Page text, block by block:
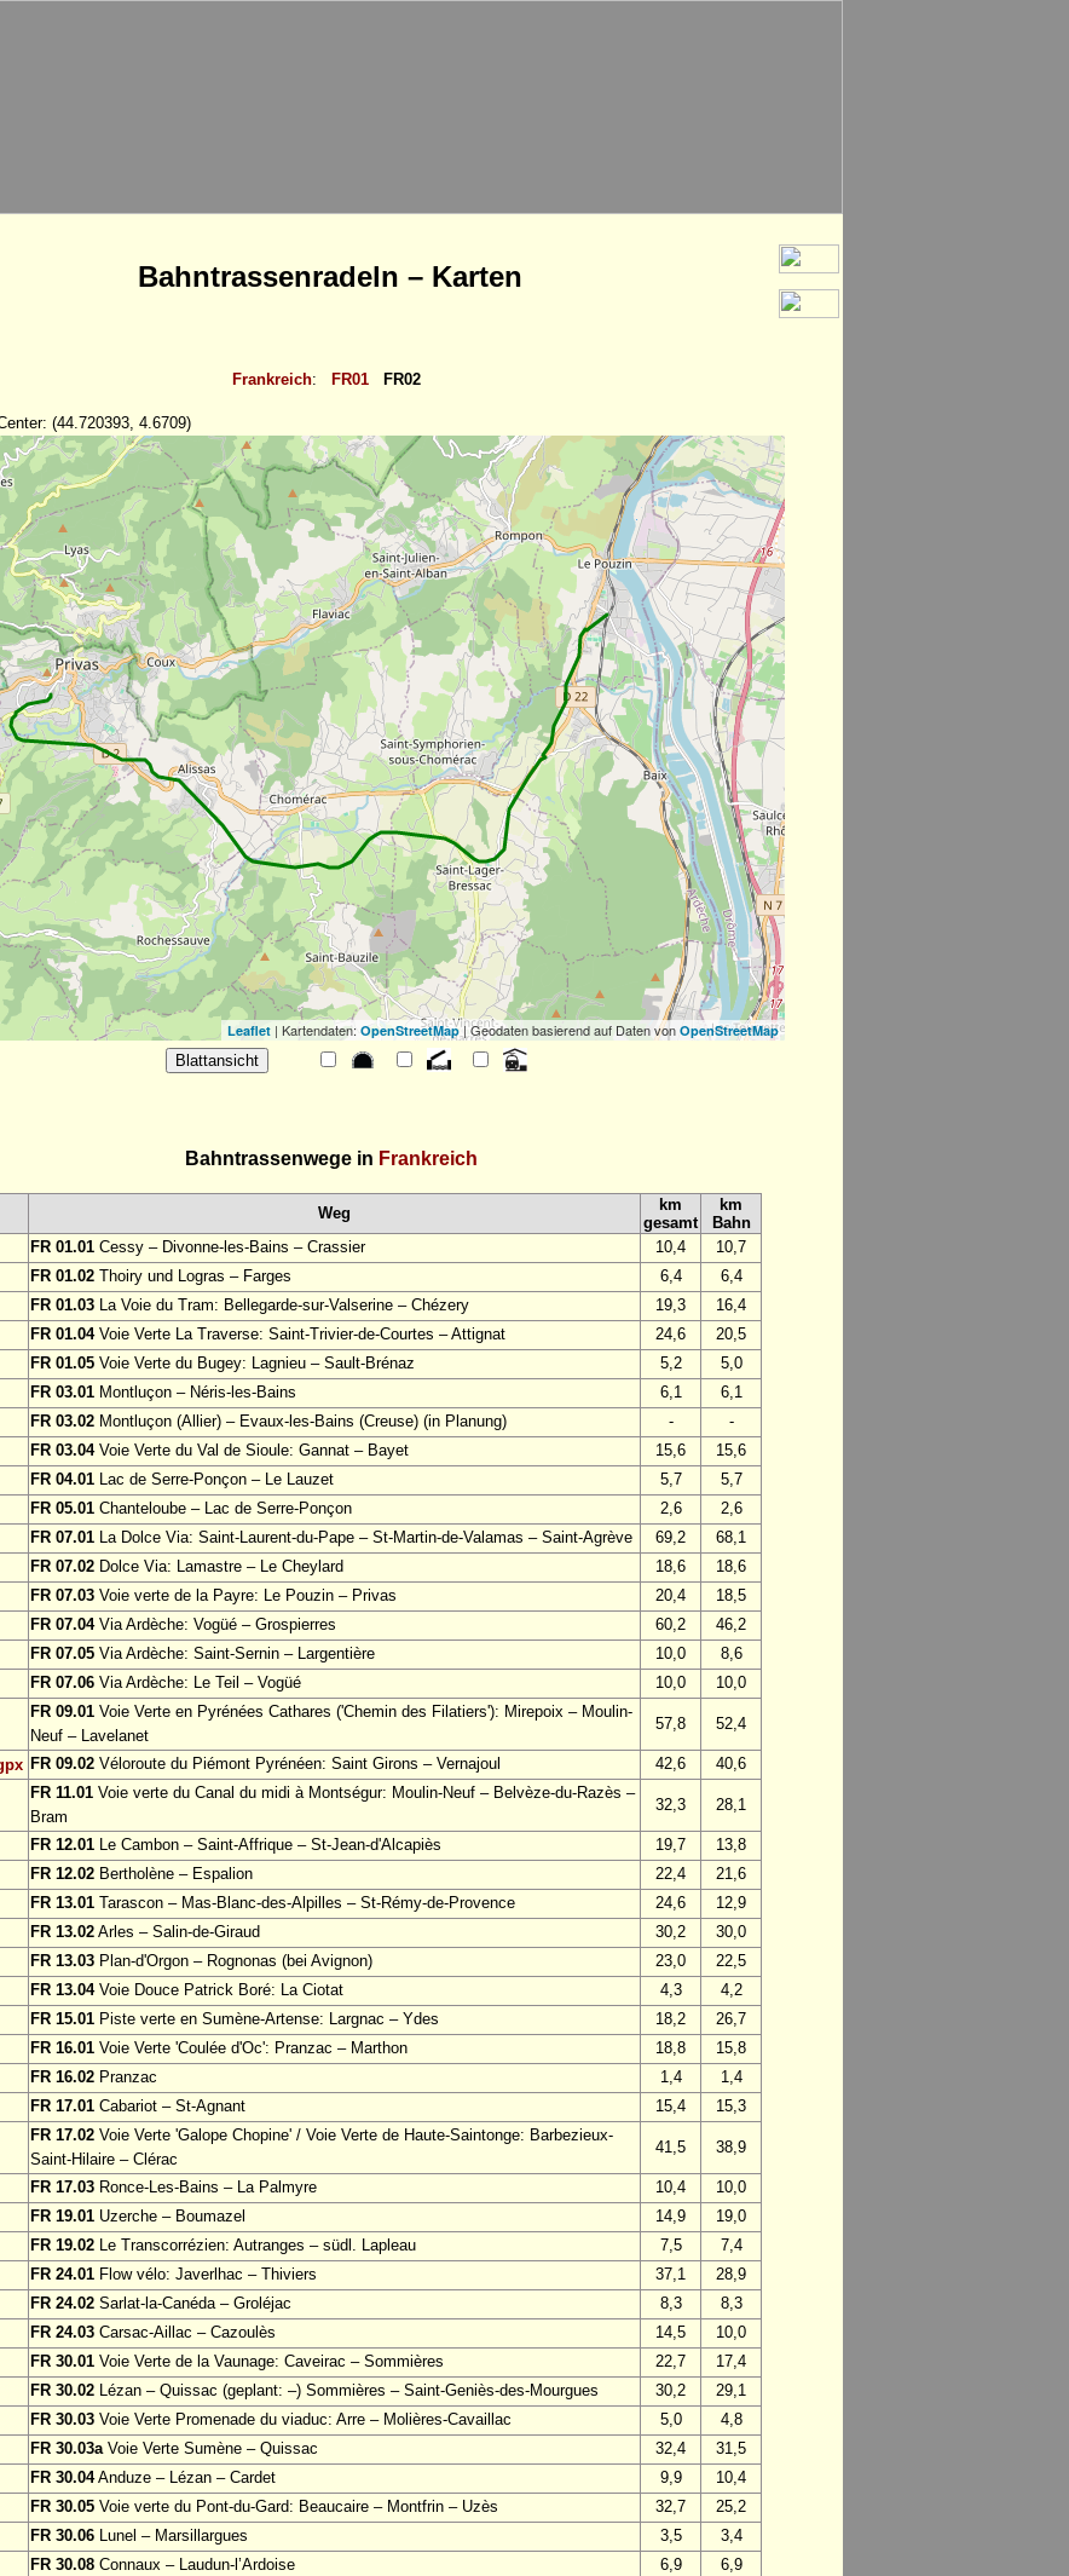
Bahntrassenradeln – Karten
Frankreich: FR01 FR02
(44.720393, 4.6709)
Leaflet| Kartendaten: OpenStreetMap| Geodaten basierend auf Daten von OpenStreetMap
Bahntrassenwege in Frankreich
Weg
km
gesamt
km
Bahn
FR 01.01 Cessy – Divonne-les-Bains – Crassier 10,4
10,7
FR 01.02 Thoiry und Logras – Farges 6,4
6,4
FR 01.03 La Voie du Tram: Bellegarde-sur-Valserine – Chézery 19,3
16,4
FR 01.04Voie Verte La Traverse: Saint-Trivier-de-Courtes – Attignat 24,6
20,5
FR 01.05 Voie Verte du Bugey: Lagnieu – Sault-Brénaz 5,2
5,0
FR 03.01 Montluçon – Néris-les-Bains 6,1
6,1
FR 03.02 Montluçon (Allier) – Evaux-les-Bains (Creuse) (in Planung) -
-
FR 03.04Voie Verte du Val de Sioule: Gannat – Bayet 15,6
15,6
FR 04.01 Lac de Serre-Ponçon – Le Lauzet 5,7
5,7
FR 05.01 Chanteloube – Lac de Serre-Ponçon 2,6
2,6
FR 07.01 La Dolce Via: Saint-Laurent-du-Pape – St-Martin-de-Valamas – Saint-Agrève 69,2
68,1
FR 07.02 Dolce Via: Lamastre – Le Cheylard 18,6
18,6
FR 07.03 Voie verte de la Payre: Le Pouzin – Privas 20,4
18,5
FR 07.04Via Ardèche: Vogüé – Grospierres 60,2
46,2
FR 07.05 Via Ardèche: Saint-Sernin – Largentière 10,0
8,6
FR 07.06 Via Ardèche: Le Teil – Vogüé 10,0
10,0
FR 09.01 Voie Verte en Pyrénées Cathares ('Chemin des Filatiers'): Mirepoix – Moulin-
Neuf – Lavelanet
57,8 52,4
FR 09.02 Véloroute du Piémont Pyrénéen: Saint Girons – Vernajoul 42,6
40,6
FR 11.01 Voie verte du Canal du midi à Montségur: Moulin-Neuf – Belvèze-du-Razès –
Bram
32,3 28,1
FR 12.01 Le Cambon – Saint-Affrique – St-Jean-d'Alcapiès 19,7
13,8
FR 12.02 Bertholène – Espalion 22,4
21,6
FR 13.01 Tarascon – Mas-Blanc-des-Alpilles – St-Rémy-de-Provence 24,6
12,9
FR 13.02 Arles – Salin-de-Giraud 30,2
30,0
FR 13.03 Plan-d'Orgon – Rognonas (bei Avignon) 23,0
22,5
FR 13.04Voie Douce Patrick Boré: La Ciotat 4,3
4,2
FR 15.01 Piste verte en Sumène-Artense: Largnac – Ydes 18,2
26,7
FR 16.01 Voie Verte 'Coulée d'Oc': Pranzac – Marthon 18,8
15,8
FR 16.02 Pranzac 1,4
1,4
FR 17.01 Cabariot – St-Agnant 15,4
15,3
FR 17.02 Voie Verte 'Galope Chopine' / Voie Verte de Haute-Saintonge: Barbezieux-
Saint-Hilaire – Clérac
41,5 38,9
FR 17.03 Ronce-Les-Bains – La Palmyre 10,4
10,0
FR 19.01 Uzerche – Boumazel 14,9
19,0
FR 19.02 Le Transcorrézien: Autranges – südl. Lapleau 7,5
7,4
FR 24.01 Flow vélo: Javerlhac – Thiviers 37,1
28,9
FR 24.02 Sarlat-la-Canéda – Groléjac 8,3
8,3
FR 24.03 Carsac-Aillac – Cazoulès 14,5
10,0
FR 30.01 Voie Verte de la Vaunage: Caveirac – Sommières 22,7
17,4
FR 30.02 Lézan – Quissac (geplant: –) Sommières – Saint-Geniès-des-Mourgues 30,2
29,1
FR 30.03 Voie Verte Promenade du viaduc: Arre – Molières-Cavaillac 5,0
4,8
FR 30.03aVoie Verte Sumène – Quissac 32,4
31,5
FR 30.04Anduze – Lézan – Cardet 9,9
10,4
FR 30.05 Voie verte du Pont-du-Gard: Beaucaire – Montfrin – Uzès 32,7
25,2
FR 30.06 Lunel – Marsillargues 3,5
3,4
FR 30.08 Connaux – Laudun-l’Ardoise 6,9
6,9